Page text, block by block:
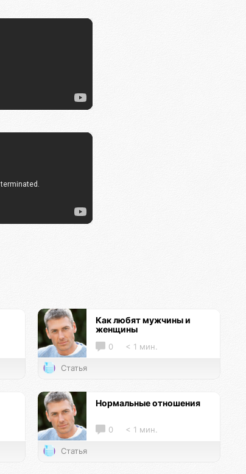
Как любят мужчины и
женщины
0 < 1 мин.
Статья
Нормальные отношения
0 < 1 мин.
Статья